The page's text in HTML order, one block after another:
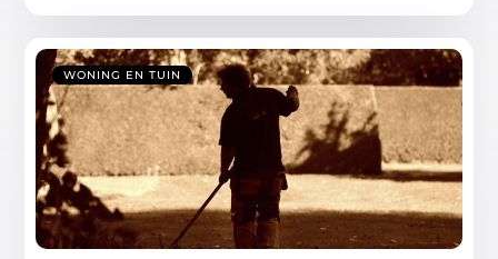
WONING EN TUIN